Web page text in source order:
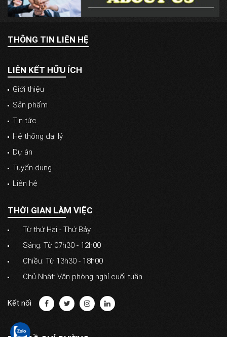
THÔNG TIN LIÊN HỆ
LIÊN KẾT HỮU ÍCH
Giới thiệu
Sản phẩm
Tin tức
Hệ thống đại lý
Dự án
Tuyển dụng
Liên hệ
THỜI GIAN LÀM VIỆC
Từ thứ Hai - Thứ Bảy
Sáng: Từ 07h30 - 12h00
Chiều: Từ 13h30 - 18h00
Chủ Nhật: Văn phòng nghỉ cuối tuần
Kết nối